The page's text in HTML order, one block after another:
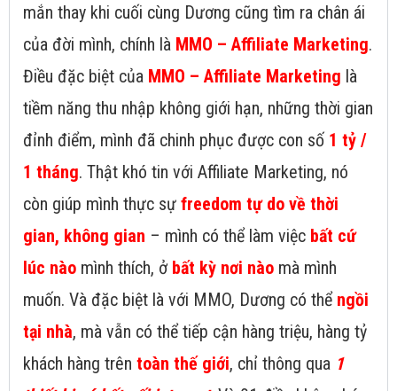
mắn thay khi cuối cùng Dương cũng tìm ra chân ái
của đời mình, chính là MMO – Affiliate Marketing.
Điều đặc biệt của MMO – Affiliate Marketing là
tiềm năng thu nhập không giới hạn, những thời gian
đỉnh điểm, mình đã chinh phục được con số 1 tỷ /
1 tháng. Thật khó tin với Affiliate Marketing, nó
còn giúp mình thực sự freedom tự do về thời
gian, không gian – mình có thể làm việc bất cứ
lúc nào mình thích, ở bất kỳ nơi nào mà mình
muốn. Và đặc biệt là với MMO, Dương có thể ngồi
tại nhà, mà vẫn có thể tiếp cận hàng triệu, hàng tỷ
khách hàng trên toàn thế giới, chỉ thông qua 1